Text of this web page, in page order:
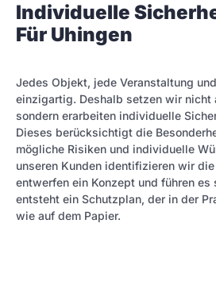
Individuelle
Für Uhingen
Jedes Objekt, jede Veranstaltung
einzigartig. Deshalb setzen wir nicht
sondern erarbeiten individuelle
Dieses berücksichtigt die
mögliche Risiken und individuelle
unseren Kunden identifizieren wir
entwerfen ein Konzept und führen
entsteht ein Schutzplan, der in der
wie auf dem Papier.